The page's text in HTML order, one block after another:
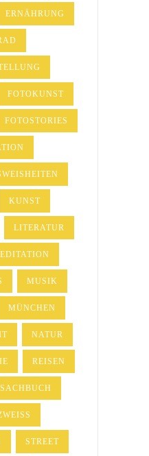
ERNÄHRUNG
FOTOKUNST
FOTOSTORIES
KUNST
LITERATUR
MUSIK
MÜNCHEN
NATUR
REISEN
SACHBUCH
STREET